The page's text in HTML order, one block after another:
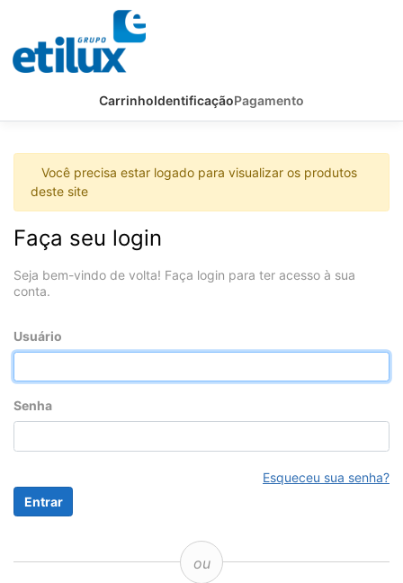
CarrinhoIdentificaçãoPagamento
Você precisa estar logado para visualizar os produtos
deste site
Faça seu login
Seja bem-vindo de volta! Faça login para ter acesso à sua
conta.
Usuário
Senha
Esqueceu sua senha?
ou